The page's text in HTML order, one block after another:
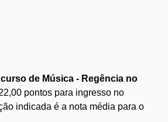
de Música - Regência no
pontos para ingresso no
indicada é a nota média para o